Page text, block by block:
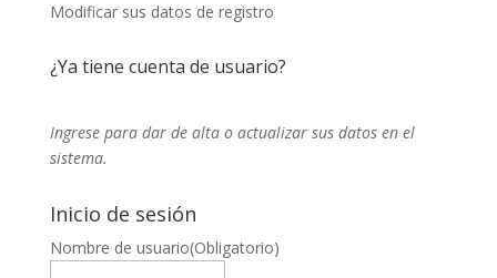
Modificar sus datos de registro
¿Ya tiene cuenta de usuario?
Ingrese para dar de alta o actualizar sus datos en el
sistema.
Inicio de sesión
Nombre de usuario(Obligatorio)